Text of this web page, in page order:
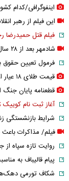
اینفوگرافی/کدام
این فیلم از رهبر
فیلم قتل حمیدرضا
شادمهر بعد از ۲۸ سال دوباره «گل یاس» خواند
فرمول تعیین حقوق
قیمت طلای ۱۸ عیار از ۱۹ میلیون گذشت
قطعنامه پایان جنگ
آغاز ثبت نام کوییک S با ۵۰۰ میلیون تومان+ لینک
شرایط بازنشستگی
فیلم/ مذاکرات
روایت تازه سپاه از
پیام قالیباف به
شکاف تورمی دهک‌ها به ۱۵.۲